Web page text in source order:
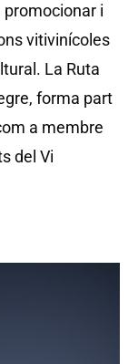
i
vitivinícoles
La Ruta
forma part
a membre
del Vi